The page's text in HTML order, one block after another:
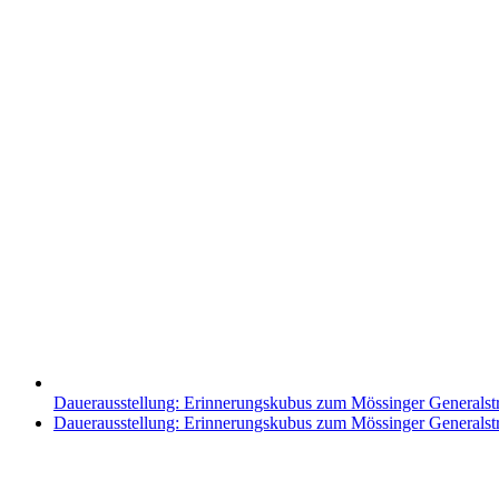
Dauerausstellung: Erinnerungskubus zum Mössinger
Nächster
Dauerausstellung: Erinnerungskubus zum Mössinger